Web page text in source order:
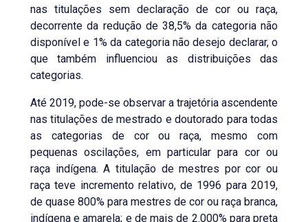
nas titulações sem declaração de cor ou raça,
decorrente da redução de 38,5% da categoria não
disponível e 1% da categoria não desejo declarar, o
que também influenciou as distribuições das
categorias.
Até 2019, pode-se observar a trajetória ascendente
nas titulações de mestrado e doutorado para todas
as categorias de cor ou raça, mesmo com
pequenas oscilações, em particular para cor ou
raça indígena. A titulação de mestres por cor ou
raça teve incremento relativo, de 1996 para 2019,
de quase 800% para mestres de cor ou raça branca,
indígena e amarela; e de mais de 2.000% para preta